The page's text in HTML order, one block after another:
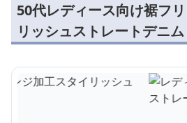
50代レディース向け裾フ
リッシュストレートデニム